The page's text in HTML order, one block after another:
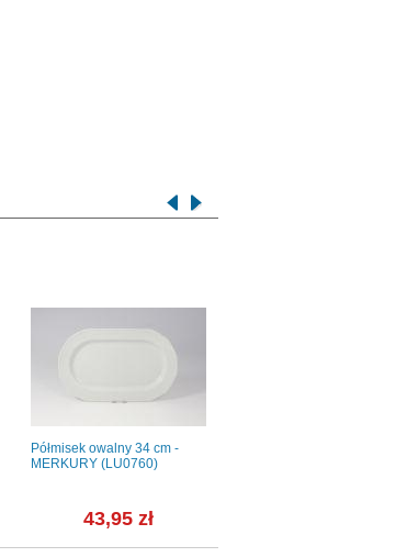
Półmisek owalny 34 cm -
MERKURY (LU0760)
43,95 zł